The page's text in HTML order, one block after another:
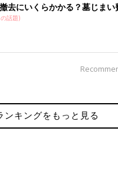
去にいくらかかる？墓じまい
話題)
ンキングをもっと見る